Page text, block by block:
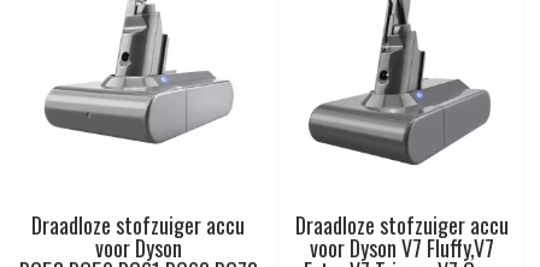
Draadloze stofzuiger accu
voor Dyson
Draadloze stofzuiger accu
voor Dyson V7 Fluffy,V7